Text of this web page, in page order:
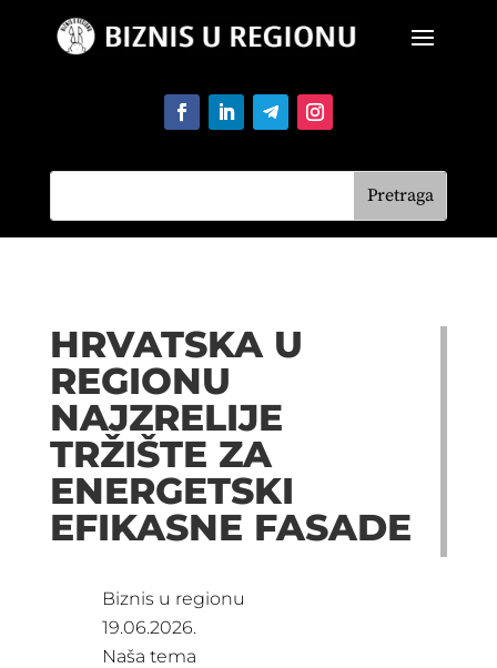
HRVATSKA U
REGIONU
NAJZRELIJE
TRŽIŠTE ZA
ENERGETSKI
EFIKASNE FASADE
Biznis u regionu
19.06.2026.
Naša tema